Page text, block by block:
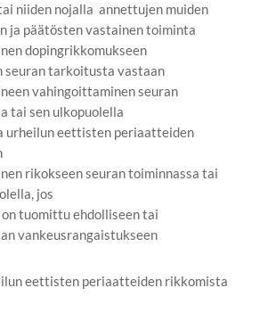
niiden nojalla annettujen muiden
ja päätösten vastainen toiminta
dopingrikkomukseen
seuran tarkoitusta vastaan
vahingoittaminen seuran
tai sen ulkopuolella
urheilun eettisten periaatteiden
rikokseen seuran toiminnassa tai
jos
tuomittu ehdolliseen tai
vankeusrangaistukseen
eettisten periaatteiden rikkomista